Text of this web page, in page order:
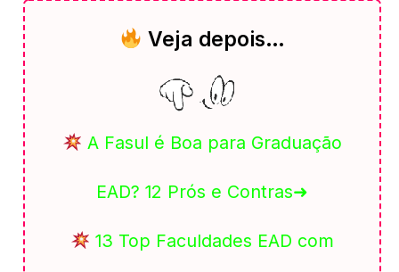
Veja depois…
A Fasul é Boa para Graduação
EAD? 12 Prós e Contras➜
13 Top Faculdades EAD com